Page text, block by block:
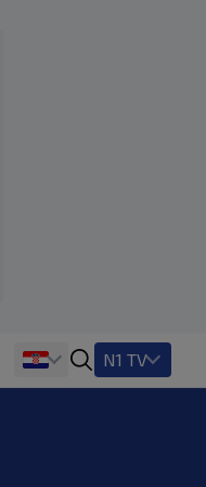
N1 TV